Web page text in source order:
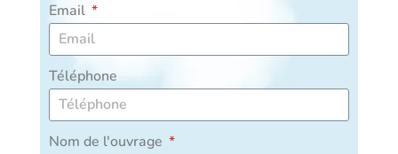
Email
Téléphone
Nom de l'ouvrage